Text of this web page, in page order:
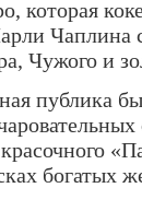
которая
Чаплина с
Чужого и
публика
богатых